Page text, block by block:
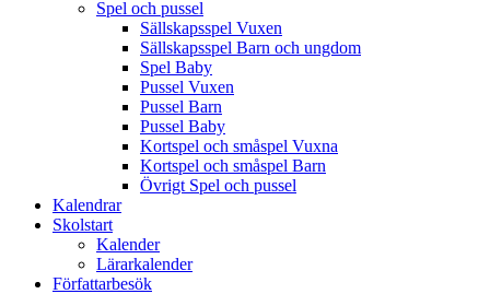
Spel och pussel
Sällskapsspel Vuxen
Sällskapsspel Barn och ungdom
Spel Baby
Pussel Vuxen
Pussel Barn
Pussel Baby
Kortspel och småspel Vuxna
Kortspel och småspel Barn
Övrigt Spel och pussel
Kalendrar
Skolstart
Kalender
Lärarkalender
Författarbesök